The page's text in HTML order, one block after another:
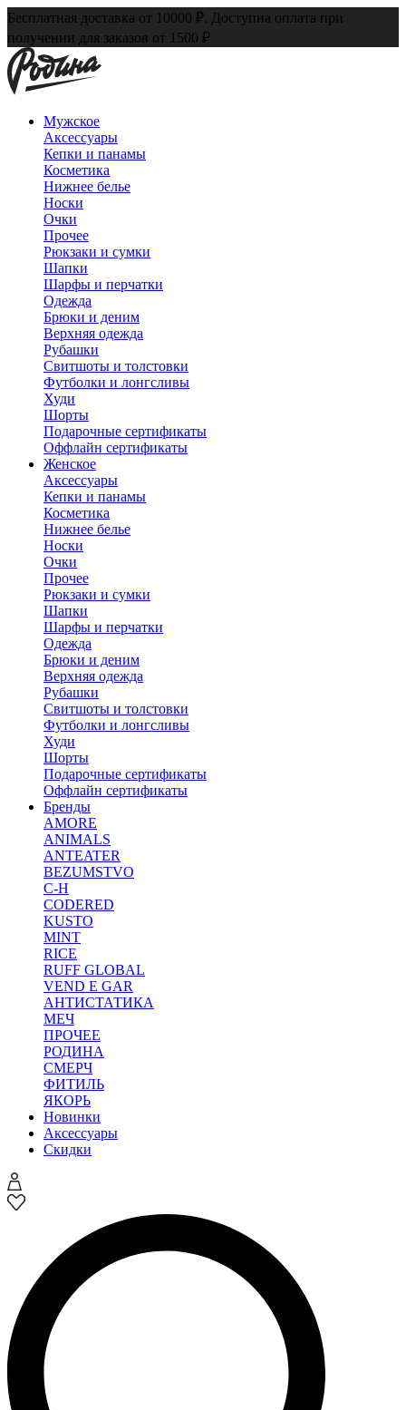
Бесплатная доставка от 10000 ₽. Доступна оплата при
получении для заказов от 1500 ₽
Мужское
Аксессуары
Кепки и панамы
Косметика
Нижнее белье
Носки
Очки
Прочее
Рюкзаки и сумки
Шапки
Шарфы и перчатки
Одежда
Брюки и деним
Верхняя одежда
Рубашки
Свитшоты и толстовки
Футболки и лонгсливы
Худи
Шорты
Подарочные сертификаты
Оффлайн сертификаты
Женское
Аксессуары
Кепки и панамы
Косметика
Нижнее белье
Носки
Очки
Прочее
Рюкзаки и сумки
Шапки
Шарфы и перчатки
Одежда
Брюки и деним
Верхняя одежда
Рубашки
Свитшоты и толстовки
Футболки и лонгсливы
Худи
Шорты
Подарочные сертификаты
Оффлайн сертификаты
Бренды
AMORE
ANIMALS
ANTEATER
BEZUMSTVO
C-H
CODERED
KUSTO
MINT
RICE
RUFF GLOBAL
VEND E GAR
АНТИСТАТИКА
МЕЧ
ПРОЧЕЕ
РОДИНА
СМЕРЧ
ФИТИЛЬ
ЯКОРЬ
Новинки
Аксессуары
Скидки